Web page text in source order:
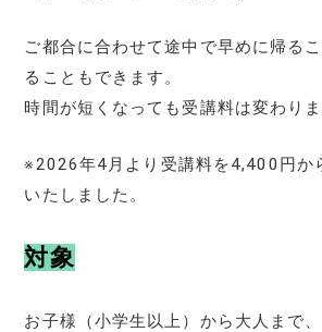
ご都合に合わせて途中で早めに帰る
ることもできます。
時間が短くなっても受講料は変わりま
※2026年4月より受講料を4,400円か
いたしました。
対象
お子様（小学生以上）から大人まで